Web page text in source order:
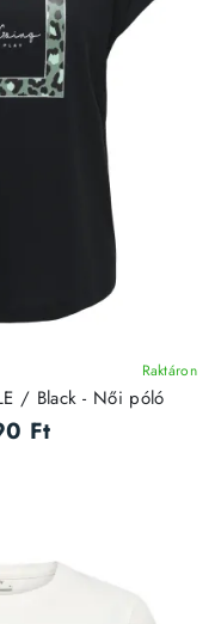
Raktáron
/ Black - Női póló
Ft